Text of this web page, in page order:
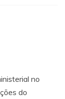
no
do